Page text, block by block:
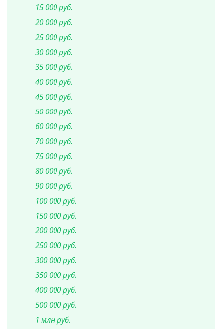
15 000 руб.
20 000 руб.
25 000 руб.
30 000 руб.
35 000 руб.
40 000 руб.
45 000 руб.
50 000 руб.
60 000 руб.
70 000 руб.
75 000 руб.
80 000 руб.
90 000 руб.
100 000 руб.
150 000 руб.
200 000 руб.
250 000 руб.
300 000 руб.
350 000 руб.
400 000 руб.
500 000 руб.
1 млн руб.